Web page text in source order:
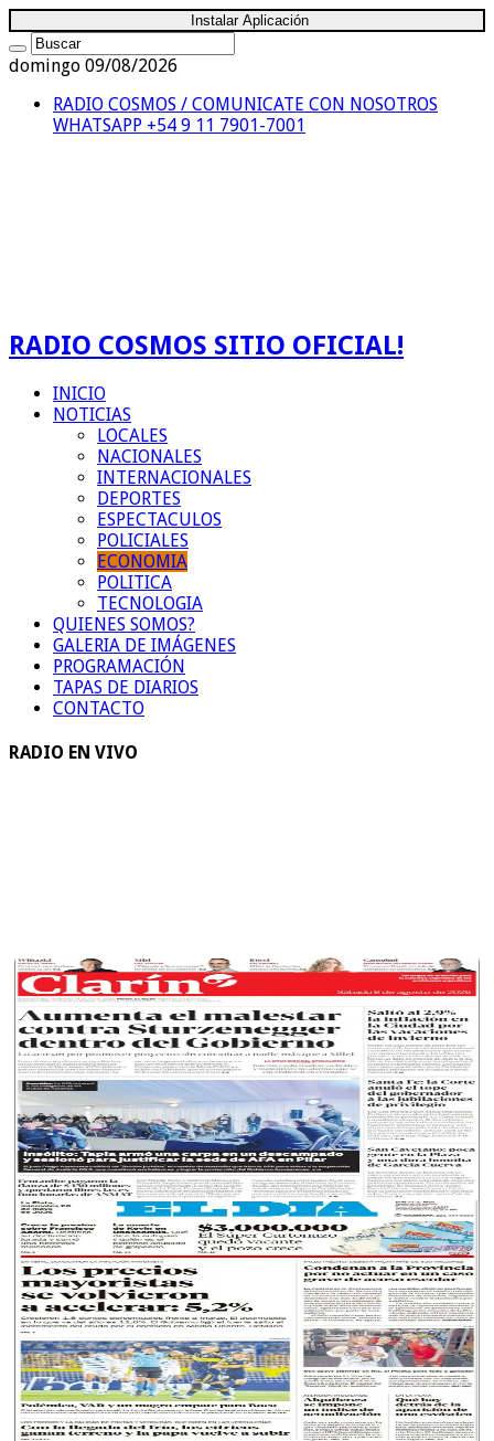
Instalar Aplicación
domingo 09/08/2026
RADIO COSMOS / COMUNICATE CON NOSOTROS
WHATSAPP +54 9 11 7901-7001
RADIO COSMOS SITIO OFICIAL!
INICIO
NOTICIAS
LOCALES
NACIONALES
INTERNACIONALES
DEPORTES
ESPECTACULOS
POLICIALES
ECONOMIA
POLITICA
TECNOLOGIA
QUIENES SOMOS?
GALERIA DE IMÁGENES
PROGRAMACIÓN
TAPAS DE DIARIOS
CONTACTO
RADIO EN VIVO